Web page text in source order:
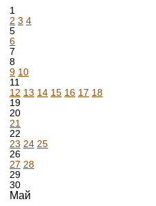
1
2 3 4
5
6
7
8
9 10
11
12 13 14 15 16 17 18
19
20
21
22
23 24 25
26
27 28
29
30
Май